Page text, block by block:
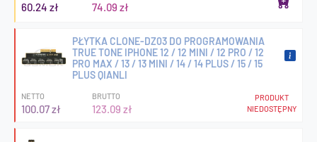
60.24 zł 74.09 zł
PŁYTKA CLONE-DZ03 DO PROGRAMOWANIA
TRUE TONE IPHONE 12 / 12 MINI / 12 PRO / 12
PRO MAX / 13 / 13 MINI / 14 / 14 PLUS / 15 / 15
PLUS QIANLI
NETTO
100.07 zł
BRUTTO
123.09 zł
PRODUKT
NIEDOSTĘPNY